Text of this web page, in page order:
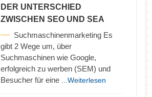
DER UNTERSCHIED
ZWISCHEN SEO UND SEA
Suchmaschinenmarketing Es
gibt 2 Wege um, über
Suchmaschinen wie Google,
erfolgreich zu werben (SEM) und
Besucher für eine
...Weiterlesen